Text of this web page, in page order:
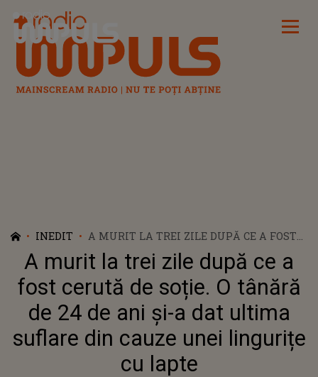
Radio Impuls
INEDIT
A MURIT LA TREI ZILE DUPĂ CE A FOST
CERUTĂ DE SOȚIE. O TÂNĂRĂ DE 24 DE
ANI ȘI-A DAT ULTIMA SUFLARE DIN
CAUZE UNEI LINGURIȚE CU LAPTE
A murit la trei zile după ce a
fost cerută de soție. O tânără
de 24 de ani și-a dat ultima
suflare din cauze unei lingurițe
cu lapte